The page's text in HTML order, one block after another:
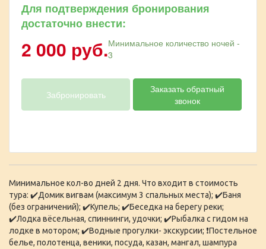
Для подтверждения бронирования
достаточно внести:
2 000 руб.Минимальное количество ночей -
3
Забронировать
Заказать обратный
звонок
Минимальное кол-во дней 2 дня. Что входит в стоимость
тура: ✔️Домик вигвам (максимум 3 спальных места); ✔️Баня
(без ограничений); ✔️Купель; ✔️Беседка на берегу реки;
✔️Лодка вёсельная, спиннинги, удочки; ✔️Рыбалка с гидом на
лодке в мотором; ✔️Водные прогулки- экскурсии; ❗️Постельное
белье, полотенца, веники, посуда, казан, мангал, шампура